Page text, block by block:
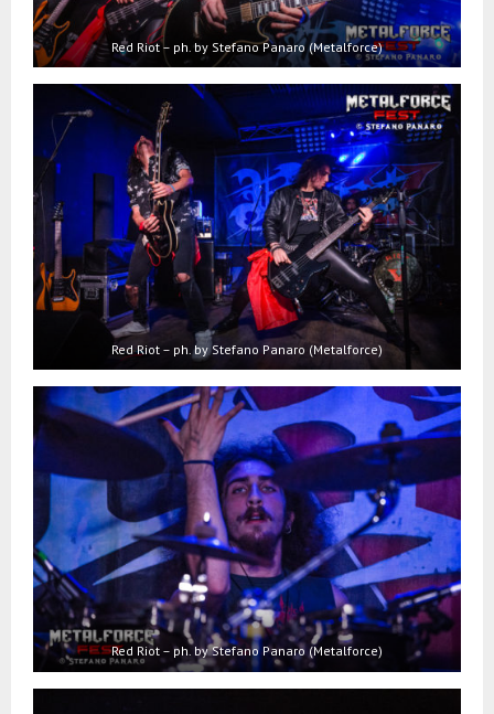
Red Riot – ph. by Stefano Panaro (Metalforce)
Red Riot – ph. by Stefano Panaro (Metalforce)
Red Riot – ph. by Stefano Panaro (Metalforce)